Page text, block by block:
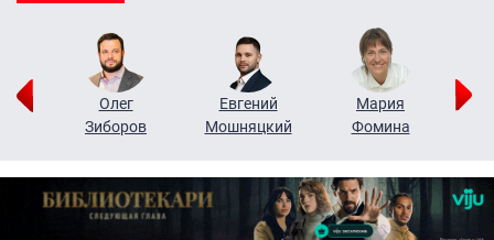
Олег
Зиборов
Евгений
Мошняцкий
Мария
Фомина